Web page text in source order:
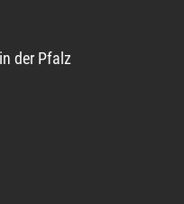
der Pfalz